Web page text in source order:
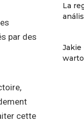
par des
cette
La
Jakie